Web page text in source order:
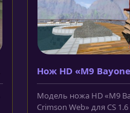
Нож HD «M9
Web»
Модель ножа HD «M9
Crimson Web» для CS 1.6